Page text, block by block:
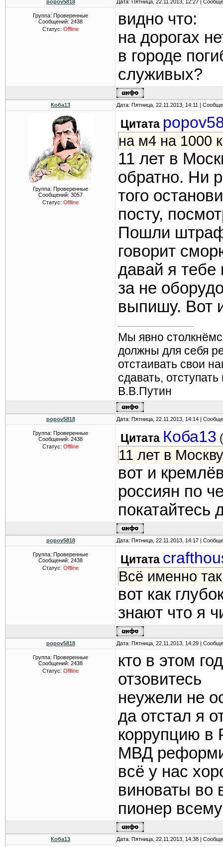
popov5818 Дата: Пятница, 22.11.2013, 12:27 |
Группа: Проверенные
Сообщений: 2438
Статус: Offline
видно что:
на дорогах
в городе
служивых?
Коба13 Дата: Пятница, 22.11.2013, 14:11 |
Группа: Проверенные
Сообщений: 3057
Статус: Offline
Цитата
на м4 на 1000
11 лет в
обратно. Ни
того
посту,
Пошли
говорит
давай я тебе
за не
выпишу. Вот
Мы явно
должны для себя
отстаивать свои
сдавать,
В.В.Путин
popov5818 Дата: Пятница, 22.11.2013, 14:14 |
Группа: Проверенные
Сообщений: 2438
Статус: Offline
Цитата Коба13 (
11 лет в
вот и
россиян по
покатайтесь
popov5818 Дата: Пятница, 22.11.2013, 14:17 |
Группа: Проверенные
Сообщений: 2438
Статус: Offline
Цитата
Всё именно
вот как
знают что я
popov5818 Дата: Пятница, 22.11.2013, 14:29 |
Группа: Проверенные
Сообщений: 2438
Статус: Offline
кто в этом
отзовитесь
неужели не
да отстал я
коррупцию в
МВД
всё у нас
виноваты во
пионер
Коба13 Дата: Пятница, 22.11.2013, 14:38 |